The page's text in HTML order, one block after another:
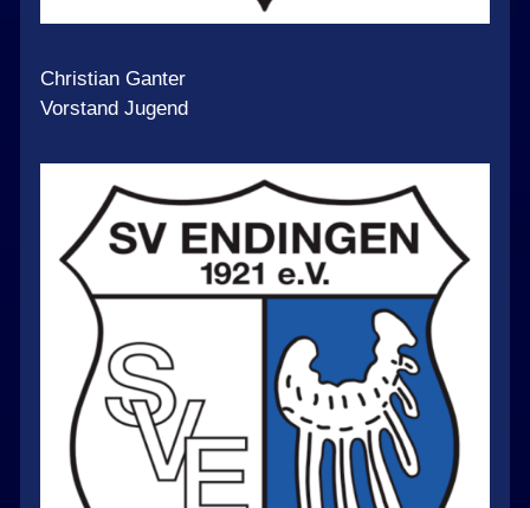
Christian Ganter
Vorstand Jugend